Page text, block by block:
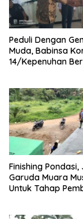
Peduli Dengan
Muda, Babinsa
14/Kepenuhan
Finishing
Garuda Muara
Untuk Tahap